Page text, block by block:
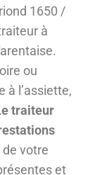
1650 /
à
ou
à l’assiette,
traiteur
votre
et